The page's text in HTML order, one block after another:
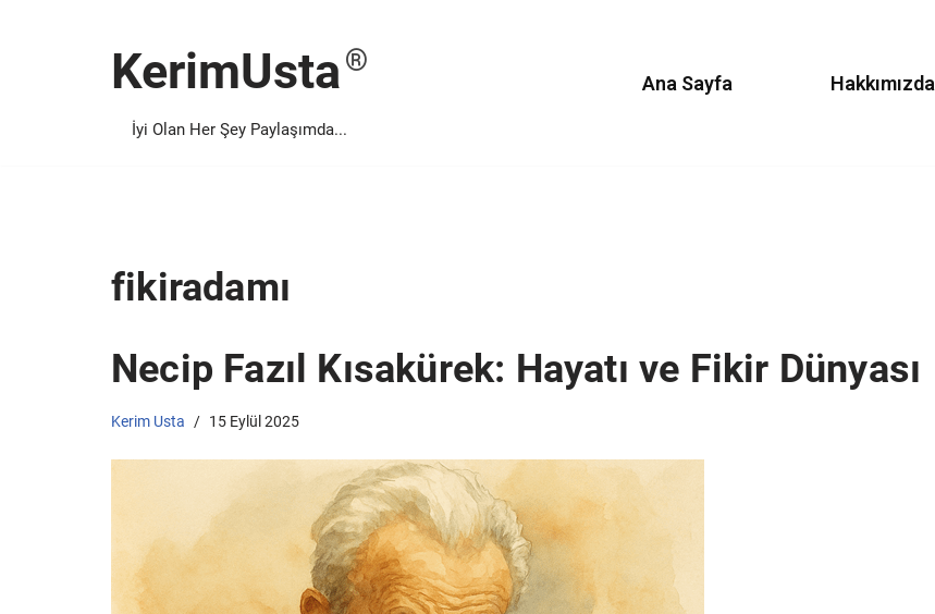
KerimUsta
İyi Olan Her Şey Paylaşımda...
Ana Sayfa Hakkımızda
fikiradamı
Necip Fazıl Kısakürek: Hayatı ve Fikir Dünyası
Kerim Usta 15 Eylül 2025